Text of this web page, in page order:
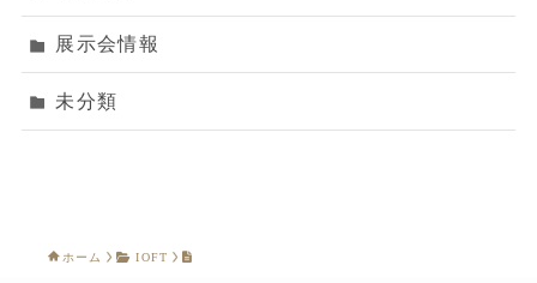
展示会情報
未分類
ホーム IOFT